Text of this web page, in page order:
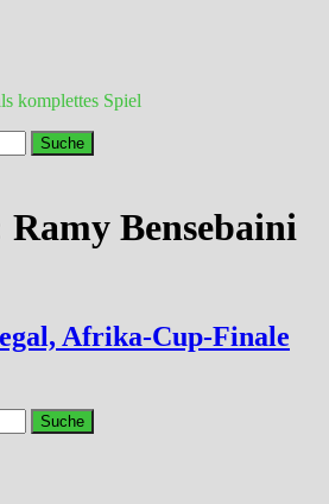
komplettes Spiel
Ramy Bensebaini
Afrika-Cup-Finale